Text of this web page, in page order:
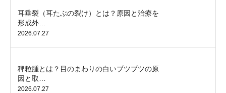
耳垂裂（耳たぶの裂け）とは？原因と治療を
形成外…
2026.07.27
稗粒腫とは？目のまわりの白いブツブツの原
因と取…
2026.07.27